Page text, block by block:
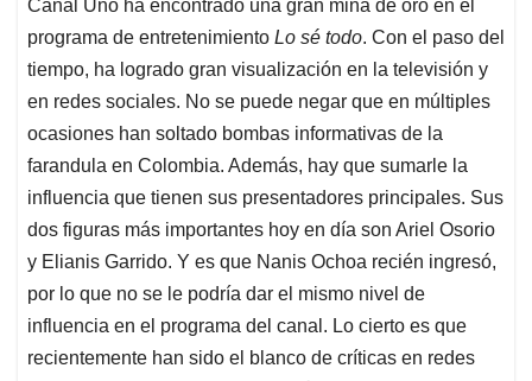
s
A
p
p
b
o
o
k
e
d
I
n
l
a
d
s
Canal Uno ha encontrado una gran mina de oro en el
programa de entretenimiento Lo sé todo. Con el paso del
tiempo, ha logrado gran visualización en la televisión y
en redes sociales. No se puede negar que en múltiples
ocasiones han soltado bombas informativas de la
farandula en Colombia. Además, hay que sumarle la
influencia que tienen sus presentadores principales. Sus
dos figuras más importantes hoy en día son Ariel Osorio
y Elianis Garrido. Y es que Nanis Ochoa recién ingresó,
por lo que no se le podría dar el mismo nivel de
influencia en el programa del canal. Lo cierto es que
recientemente han sido el blanco de críticas en redes